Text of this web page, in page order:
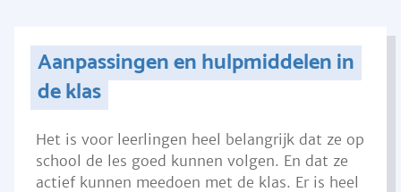
Aanpassingen en hulpmiddelen in
de klas
Het is voor leerlingen heel belangrijk dat ze op
school de les goed kunnen volgen. En dat ze
actief kunnen meedoen met de klas. Er is heel